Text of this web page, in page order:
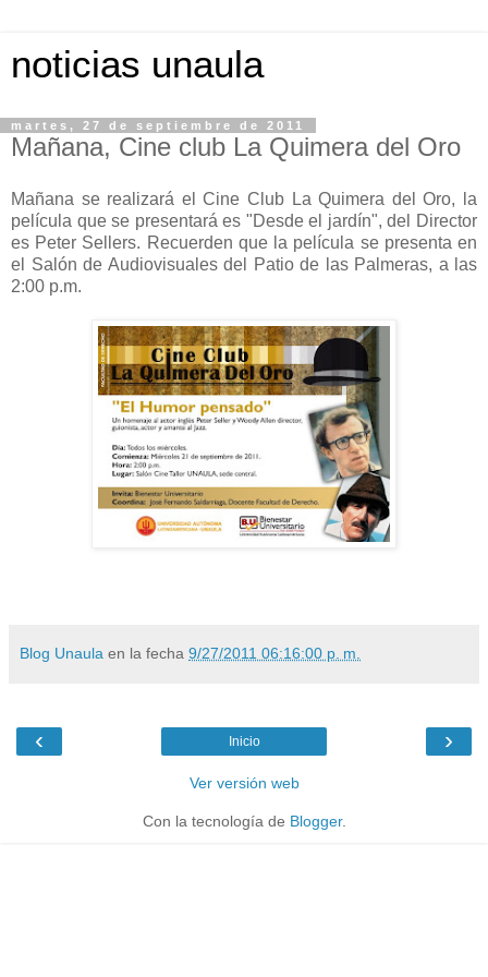
noticias unaula
martes, 27 de septiembre de 2011
Mañana, Cine club La Quimera del Oro
Mañana se realizará el Cine Club La Quimera del Oro, la
película que se presentará es "Desde el jardín", del Director
es Peter Sellers. Recuerden que la película se presenta en
el Salón de Audiovisuales del Patio de las Palmeras, a las
2:00 p.m.
Blog Unaula en la fecha 9/27/2011 06:16:00 p. m.
‹ ›
Inicio
Ver versión web
Con la tecnología de Blogger.